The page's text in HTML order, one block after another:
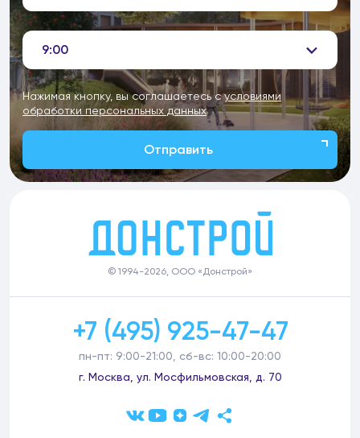
9:00
Нажимая кнопку, вы соглашаетесь сусловиями
обработки персональных данных
Отправить
© 1994-2026, ООО «Донстрой»
+7 (495) 925-47-47
пн-пт: 9:00-21:00, сб-вс: 10:00-20:00
г. Москва, ул. Мосфильмовская, д. 70